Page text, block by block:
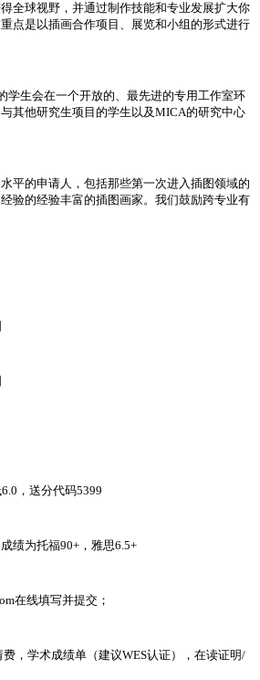
全球视野，并通过制作技能和专业发展扩大你
点是以插画合作项目、展览和小组的形式进行
生会在一个开放的、最先进的专用工作室环
其他研究生项目的学生以及MICA的研究中心
的申请人，包括那些第一次进入插图领域的
验的经验丰富的插图画家。我们鼓励跨专业有
，送分代码5399
为托福90+，雅思6.5+
在线填写并提交；
学术成绩单（建议WES认证），在读证明/